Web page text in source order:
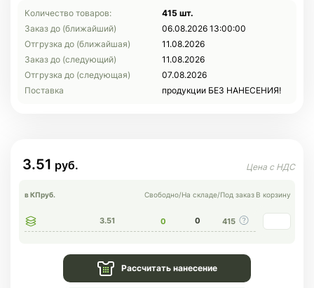
Количество товаров:
415 шт.
Заказ до (ближайший)
06.08.2026 13:00:00
Отгрузка до (ближайшая)
11.08.2026
Заказ до (следующий)
11.08.2026
Отгрузка до (следующая)
07.08.2026
Поставка
продукции БЕЗ НАНЕСЕНИЯ!
3.51
в КПруб. Свободно/На складе/Под заказ В корзину
3.51 0 0 415
Рассчитать нанесение